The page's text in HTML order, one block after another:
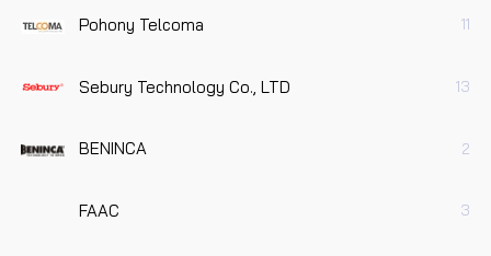
Pohony Telcoma 11
Sebury Technology Co., LTD 13
BENINCA 2
FAAC 3